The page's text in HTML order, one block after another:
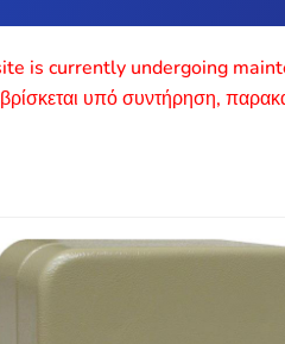
is currently undergoing
υπό συντήρηση,